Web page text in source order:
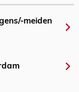
meiden